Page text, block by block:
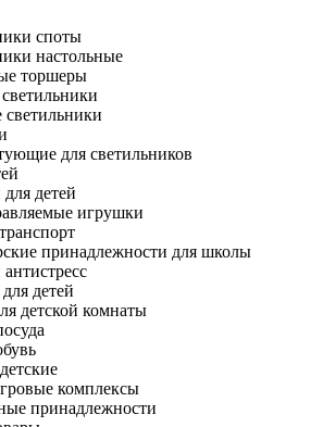
споты
настольные
торшеры
для светильников
детей
игрушки
принадлежности для школы
детей
детской комнаты
комплексы
принадлежности